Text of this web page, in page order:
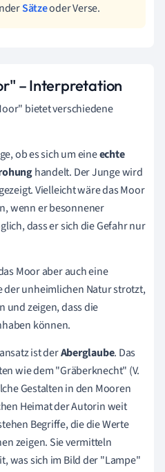
Sätzeoder Verse.
– Interpretation
bietet verschiedene
ob es sich um eineechte
handelt. Der Junge wird
Vielleicht wäre das Moor
wenn er besonnener
dass er sich die Gefahr nur
Moor aber auch eine
der unheimlichen Natur strotzt,
und zeigen, dass die
können.
ist derAberglaube. Das
wie dem "Gräberknecht" (V.
Gestalten in den Mooren
Heimat der Autorin weit
Begriffe, die die Werte
zeigen. Sie vermitteln
was sich im Bild der "Lampe"